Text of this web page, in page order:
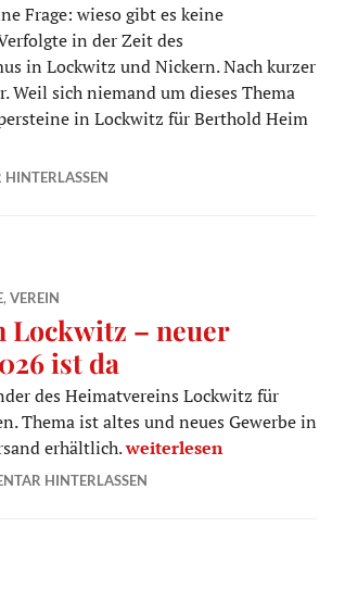
Frage: wieso gibt es keine
in der Zeit des
in Lockwitz und Nickern. Nach kurzer
Weil sich niemand um dieses Thema
in Lockwitz für Berthold Heim
werden in Lockwitz verlegt
, VEREIN
Lockwitz – neuer
ist da
des Heimatvereins Lockwitz für
Thema ist altes und neues Gewerbe in
erhältlich.Gewerbe in Lockwitz –
weiterlesen
HINTERLASSEN